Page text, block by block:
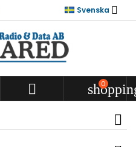
Svenska 
 0